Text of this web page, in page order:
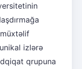
müxtəlif
izlərə
qrupuna